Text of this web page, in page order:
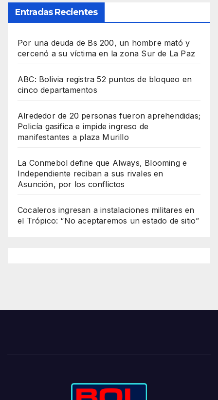
Entradas Recientes
Por una deuda de Bs 200, un hombre mató y
cercenó a su víctima en la zona Sur de La Paz
ABC: Bolivia registra 52 puntos de bloqueo en
cinco departamentos
Alrededor de 20 personas fueron aprehendidas;
Policía gasifica e impide ingreso de
manifestantes a plaza Murillo
La Conmebol define que Always, Blooming e
Independiente reciban a sus rivales en
Asunción, por los conflictos
Cocaleros ingresan a instalaciones militares en
el Trópico: “No aceptaremos un estado de sitio”